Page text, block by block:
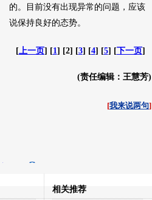
的。目前没有出现异常的问题，应该
说保持良好的态势。
[上一页] [1 ] [2] [3] [4] [5] [下一页]
(责任编辑：王慧芳)
[我来说两句]
相关推荐